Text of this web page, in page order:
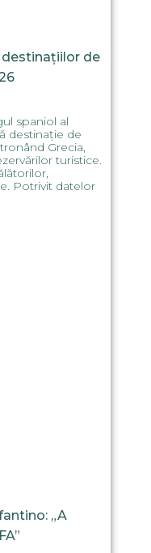
destinațiilor de
spaniol al
destinație de
Grecia,
turistice.
Potrivit datelor
„A